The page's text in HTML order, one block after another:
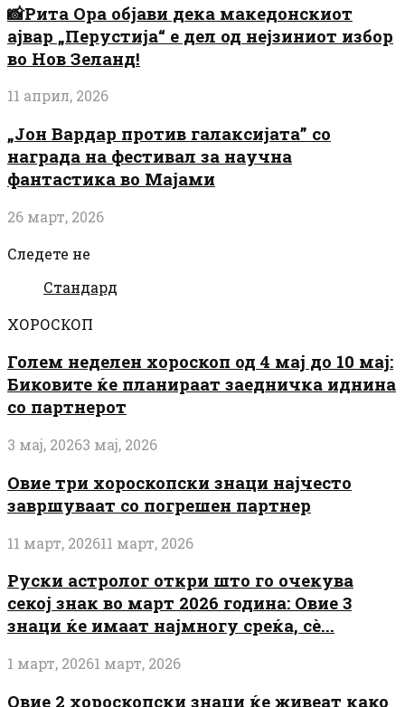
📸Рита Ора објави дека македонскиот
ајвар „Перустија“ е дел од нејзиниот избор
во Нов Зеланд!
11 април, 2026
„Јон Вардар против галаксијата” со
награда на фестивал за научна
фантастика во Мајами
26 март, 2026
Следете не
Стандард
ХОРОСКОП
Голем неделен хороскоп од 4 мај до 10 мај:
Биковите ќе планираат заедничка иднина
со партнерот
3 мај, 20263 мај, 2026
Овие три хороскопски знаци најчесто
завршуваат со погрешен партнер
11 март, 202611 март, 2026
Руски астролог откри што го очекува
секој знак во март 2026 година: Овие 3
знаци ќе имаат најмногу среќа, сè...
1 март, 20261 март, 2026
Овие 2 хороскопски знаци ќе живеат како